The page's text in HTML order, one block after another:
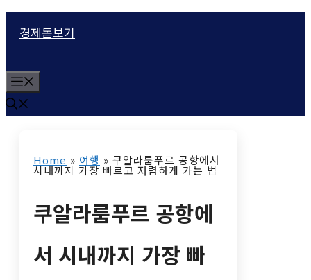
츠
로
건
경제돋보기
e
n
Home » 여행 » 쿠알라룸푸르 공항에서
시내까지 가장 빠르고 저렴하게 가는 법
쿠알라룸푸르 공항에
서 시내까지 가장 빠